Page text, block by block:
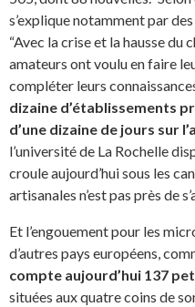
s’explique notamment par
“Avec la crise et la hausse du
amateurs ont voulu en faire
compléter leurs
dizaine d’établissements
d’une dizaine de jours sur
l’université de La Rochelle
croule aujourd’hui sous les
artisanales n’est pas près de
Et l’engouement pour les
d’autres pays européens,
compte aujourd’hui 137
situées aux quatre coins de